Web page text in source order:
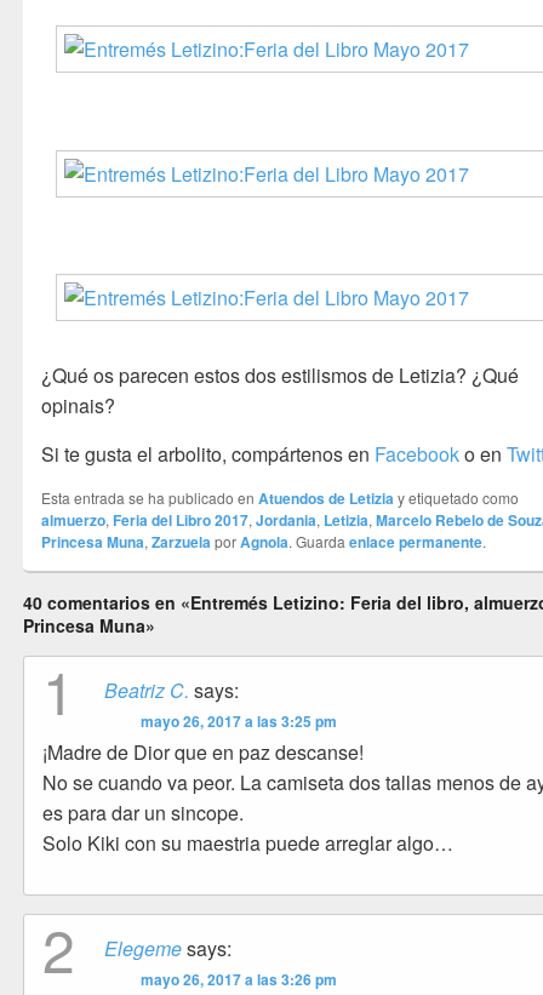
¿Qué os parecen estos dos estilismos de Letizia? ¿Qué
opinais?
Si te gusta el arbolito, compártenos en Facebooko en
Esta entrada se ha publicado enAtuendos de Letiziay etiquetado como
almuerzo, Feria del Libro 2017,Jordania, Letizia,Marcelo Rebelo de
Princesa Muna,ZarzuelaporAgnola. Guardaenlace permanente.
40 comentarios en «Entremés Letizino: Feria del libro,
Princesa Muna»
1 Beatriz C. says:
mayo 26, 2017 a las 3:25 pm
¡Madre de Dior que en paz descanse!
No se cuando va peor. La camiseta dos tallas menos de
es para dar un sincope.
Solo Kiki con su maestria puede arreglar algo…
2 Elegemesays:
mayo 26, 2017 a las 3:26 pm